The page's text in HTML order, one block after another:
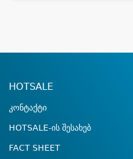
HOTSALE
კონტაქტი
HOTSALE-ის შესახებ
FACT SHEET